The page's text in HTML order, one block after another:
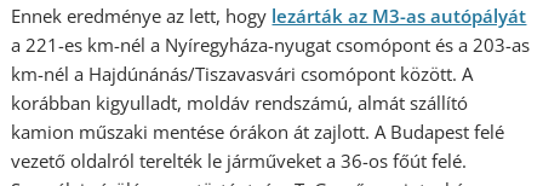
Ennek eredménye az lett, hogy lezárták az M3-as autópályát
a 221-es km-nél a Nyíregyháza-nyugat csomópont és a 203-as
km-nél a Hajdúnánás/Tiszavasvári csomópont között. A
korábban kigyulladt, moldáv rendszámú, almát szállító
kamion műszaki mentése órákon át zajlott. A Budapest felé
vezető oldalról terelték le járműveket a 36-os főút felé.